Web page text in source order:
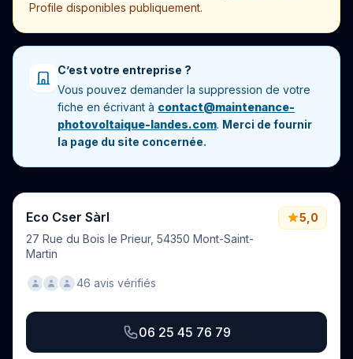
Profile disponibles publiquement.
C’est votre entreprise ?
Vous pouvez demander la suppression de votre
fiche en écrivant à contact@maintenance-
photovoltaique-landes.com. Merci de fournir
la page du site concernée.
Eco Cser Sàrl
27 Rue du Bois le Prieur, 54350 Mont-Saint-
Martin
5,0
46 avis vérifiés
06 25 45 76 79